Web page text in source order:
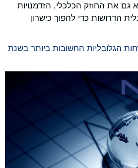
גם את החוזק הכלכלי, הזדמנויות
הדרושות כדי להפוך כישרון
הגלובליות החשובות ביותר בשנת